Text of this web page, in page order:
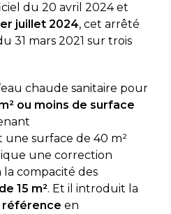
du 20 avril 2024 et
juillet 2024, cet arrêté
31 mars 2021 sur trois
chaude sanitaire pour
ou moins de surface
surface de 40 m²
une correction
compacité des
15 m². Et il introduit la
référence en